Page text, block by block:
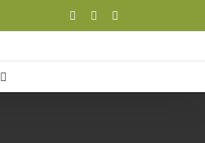
FacebookYouTube